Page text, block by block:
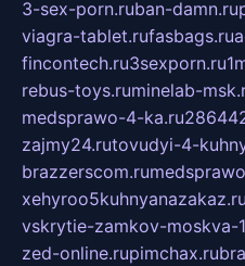
3-sex-porn.ruban-damn.ru
viagra-tablet.rufasbags.ru
fincontech.ru3sexporn.ru
rebus-toys.ruminelab-
medsprawo-4-ka.ru
zajmy24.rutovudyi-4-
brazzerscom.ru
xehyroo5kuhnyanazakaz.ru
vskrytie-zamkov-moskva-
zed-online.rupimchax.ru